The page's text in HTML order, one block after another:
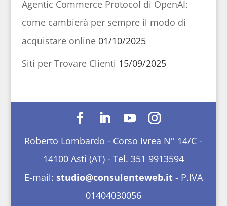
Agentic Commerce Protocol di OpenAI:
come cambierà per sempre il modo di
acquistare online 01/10/2025
Siti per Trovare Clienti 15/09/2025
Roberto Lombardo - Corso Ivrea N° 14/C -
14100 Asti (AT) - Tel. 351 9913594
E-mail: studio@consulenteweb.it- P.IVA
01404030056